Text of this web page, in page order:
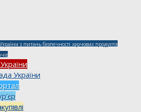
з питань безпечності харчових продуктів
України